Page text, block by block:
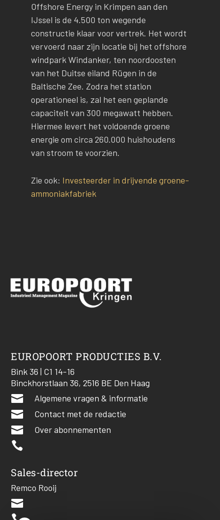
Offshore Energy in Krimpen aan den
IJssel is de 4.500 ton wegende
constructie klaar voor vertrek. Het wordt
vervoerd naar zijn locatie bij het offshore
windpark Windanker, ten noordoosten
van het Duitse eiland Rügen in de
Baltische Zee. Zodra het station
operationeel is, zal het een geplande
capaciteit van 300 megawatt hebben.
Hiermee levert het voldoende groene
energie om circa 260.000 huishoudens
van stroom te voorzien.
Zie ook: Investeerder in drijvende groene-
ammoniakfabriek
EUROPOORT PRODUCTIES B.V.
Bink 36 | C1 14-16
Binckhorstlaan 36, 2516 BE Den Haag
 Algemene vragen & informatie
 Contact met de redactie
 Over abonnementen

Sales-director
Remco Rooij
